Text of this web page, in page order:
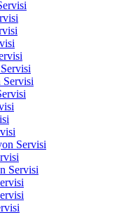
Servisi
Servisi